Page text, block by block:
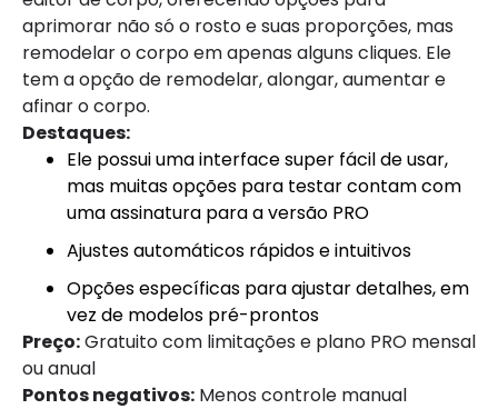
aprimorar não só o rosto e suas proporções, mas
remodelar o corpo em apenas alguns cliques. Ele
tem a opção de remodelar, alongar, aumentar e
afinar o corpo.
Destaques:
Ele possui uma interface super fácil de usar,
mas muitas opções para testar contam com
uma assinatura para a versão PRO
Ajustes automáticos rápidos e intuitivos
Opções específicas para ajustar detalhes, em
vez de modelos pré-prontos
Preço:Gratuito com limitações e plano PRO mensal
ou anual
Pontos negativos: Menos controle manual